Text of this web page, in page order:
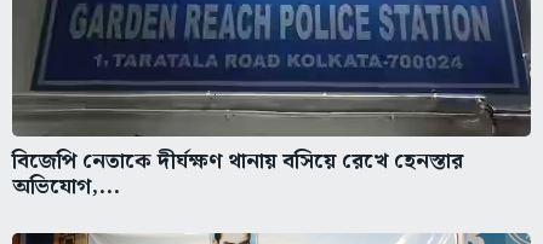
বিজেপি নেতাকে দীর্ঘক্ষণ থানায় বসিয়ে রেখে হেনস্তার
অভিযোগ,...